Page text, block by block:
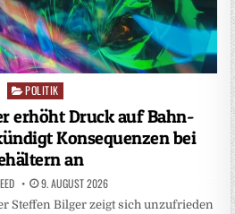
Posted
POLITIK
erhöht Druck auf Bahn-
Konsequenzen bei
an
9. AUGUST 2026
Steffen Bilger zeigt sich unzufrieden